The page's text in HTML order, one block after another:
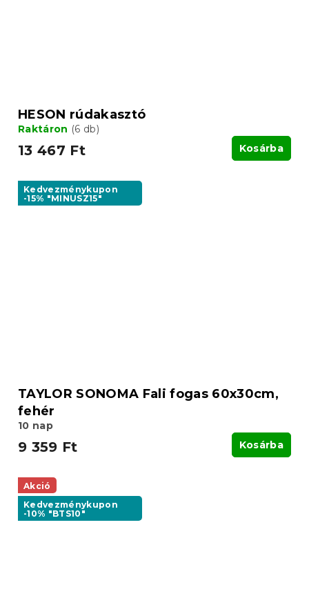
HESON rúdakasztó
Raktáron (6 db)
13 467 Ft Kosárba
Kedvezménykupon
-15% "MINUSZ15"
TAYLOR SONOMA Fali fogas 60x30cm,
fehér
10 nap
9 359 Ft Kosárba
Akció
Kedvezménykupon
-10% "BTS10"